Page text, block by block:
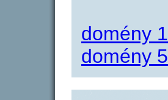
domény 1
domény 5